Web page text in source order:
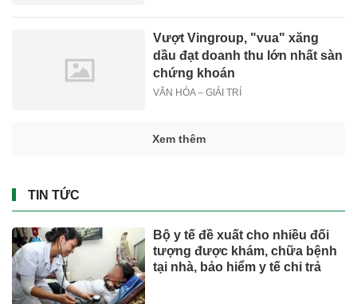
Vượt Vingroup, "vua" xăng
dầu đạt doanh thu lớn nhất sàn
chứng khoán
VĂN HÓA – GIẢI TRÍ
Xem thêm
TIN TỨC
Bộ y tế đề xuất cho nhiều đối
tượng được khám, chữa bệnh
tại nhà, bảo hiểm y tế chi trả